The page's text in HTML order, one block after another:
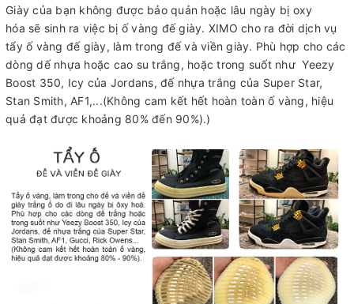
Giày của bạn không được bảo quản hoặc lâu ngày bị oxy
hóa sẽ sinh ra việc bị ố vàng đế giày. XIMO cho ra đời dịch vụ
tẩy ố vàng đế giày, làm trong đế và viền giày. Phù hợp cho các
dòng dế nhựa hoặc cao su trắng, hoặc trong suốt như Yeezy
Boost 350, Icy của Jordans, đế nhựa trắng của Super Star,
Stan Smith, AF1,...(Không cam kết hết hoàn toàn ố vàng, hiệu
quả đạt được khoảng 80% đến 90%).)